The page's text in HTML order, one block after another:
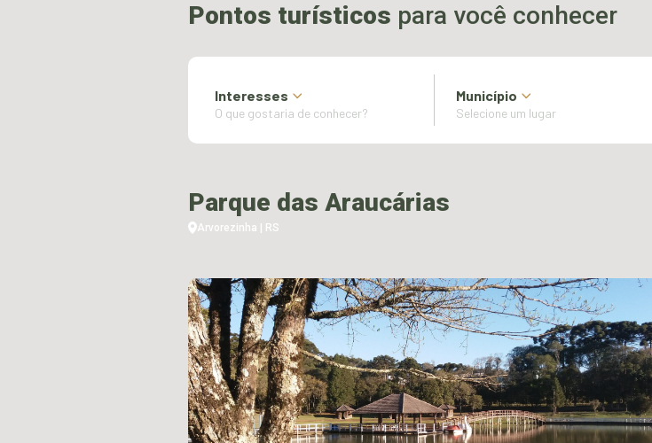
Pontos turísticos para você conhecer
Interesses Município
Parque das Araucárias
Arvorezinha | RS